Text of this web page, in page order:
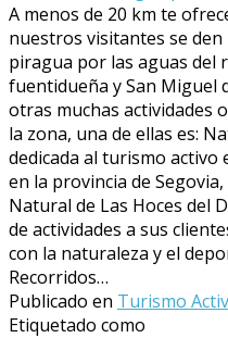
A menos de 20 km te
nuestros visitantes se
piragua por las aguas del
fuentidueña y San Miguel
otras muchas actividades
la zona, una de ellas es:
dedicada al turismo activo
en la provincia de
Natural de Las Hoces del
de actividades a sus
con la naturaleza y el
Recorridos…
Publicado en Turismo
Etiquetado como